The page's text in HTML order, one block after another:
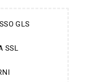
GLS
SSL